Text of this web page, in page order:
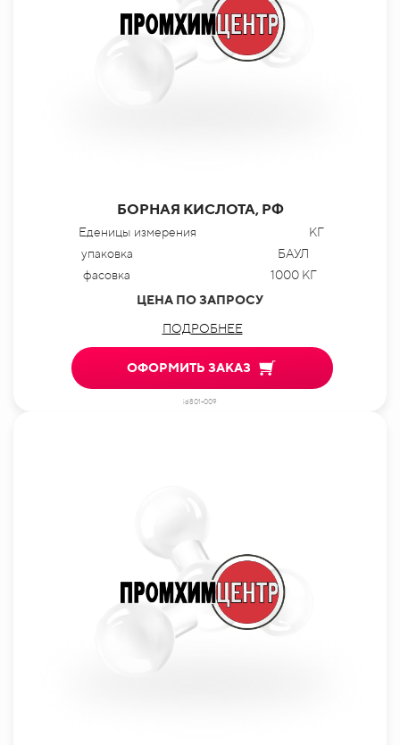
БОРНАЯ КИСЛОТА, РФ
Еденицы измерения
КГ
упаковка
БАУЛ
фасовка
1000 КГ
ЦЕНА ПО ЗАПРОСУ
ПОДРОБНЕЕ
ОФОРМИТЬ ЗАКАЗ
id801-009